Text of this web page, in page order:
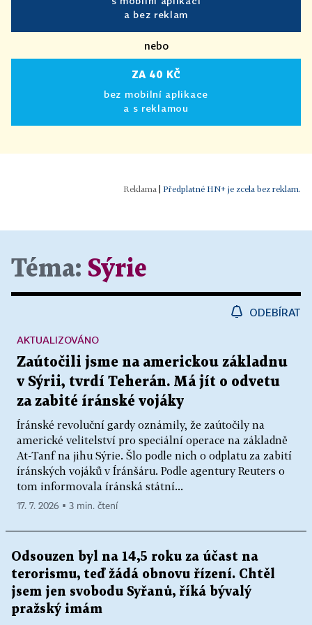
a bez reklam
nebo
ZA 40 KČ
bez mobilní aplikace
a s reklamou
Předplatné HN+ je zcela bez reklam.
Téma: Sýrie
ODEBÍRAT
Zaútočili jsme na americkou základnu
v Sýrii, tvrdí Teherán. Má jít o odvetu
za zabité íránské vojáky
Íránské revoluční gardy oznámily, že zaútočily na
americké velitelství pro speciální operace na základně
At-Tanf na jihu Sýrie. Šlo podle nich o odplatu za zabití
íránských vojáků v Íránšáru. Podle agentury Reuters o
tom informovala íránská státní...
AKTUALIZOVÁNO
17. 7. 2026 ▪ 3 min. čtení
Odsouzen byl na 14,5 roku za účast na
terorismu, teď žádá obnovu řízení. Chtěl
jsem jen svobodu Syřanů, říká bývalý
pražský imám